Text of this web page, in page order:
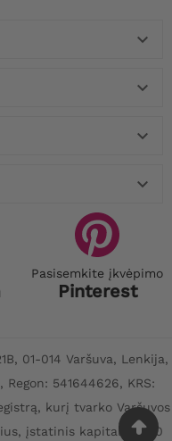




Pasisemkite įkvėpimo
Pinterest
01-014 Varšuva, Lenkija,
541644626, KRS:
kurį tvarko Varšuvos
įstatinis kapitalas: 100